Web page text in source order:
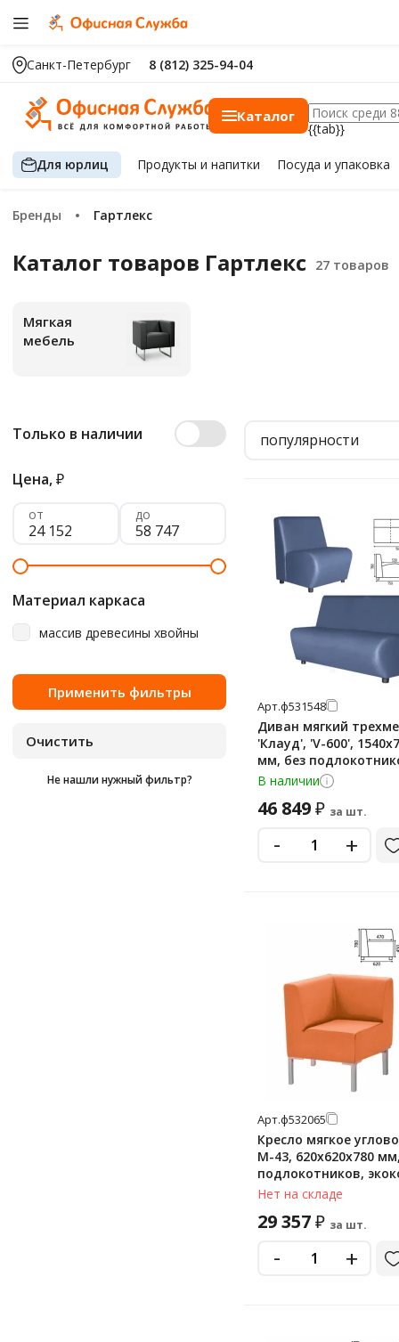
Санкт-Петербург 8 (812) 325-94-04
Каталог
{{tab}}
Для юрлиц Продуктыи напитки Посуда и упаковка
Бренды Гартлекс
Каталог товаров Гартлекс
Мягкая
мебель
Только в наличии
Цена,₽
от до
Материал каркаса
массив древесины хвойны
Не нашли нужный фильтр?
популярности
Арт.ф531548
Диван мягкий
'Клауд', 'V-600',
мм, без
экокожа, голубой
В наличии
46 849₽ за шт.
- +
Арт.ф532065
Кресло мягкое
М-43, 620х620х780
подлокотников,
оранжевое
Нет на складе
29 357₽ за шт.
- +